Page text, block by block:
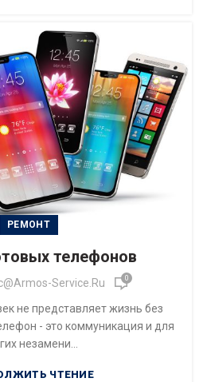
РЕМОНТ
телефонов
Service.ru 0
не представляет жизнь без
- это коммуникация и для
незамени...
ЧТЕНИЕ